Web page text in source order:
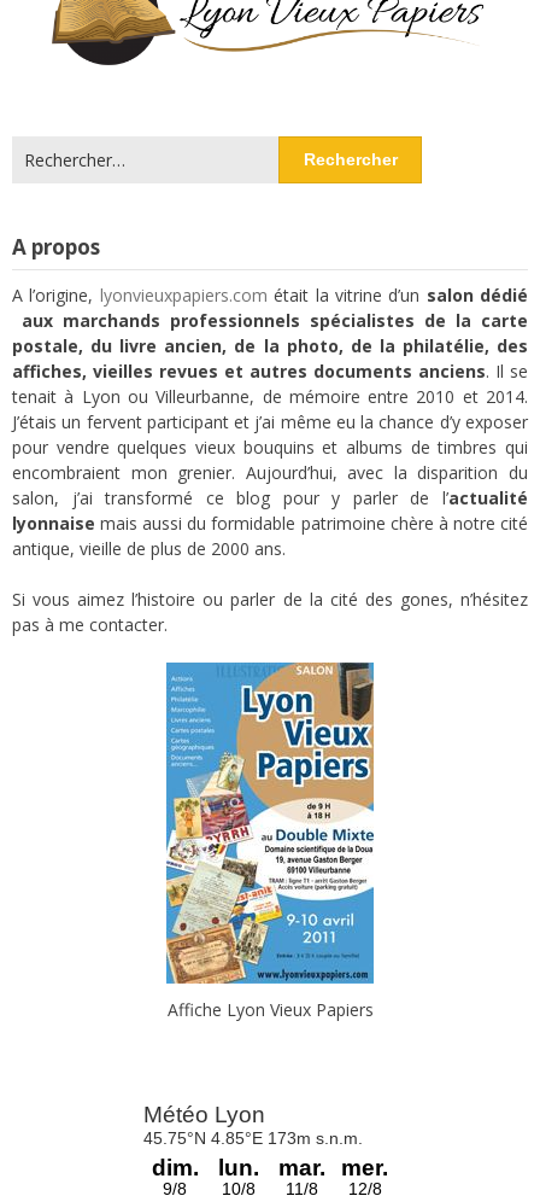
Rechercher :
A propos
A l’origine, lyonvieuxpapiers.com était la vitrine d’un salon dédié
aux marchands professionnels spécialistes de la carte
postale, du livre ancien, de la photo, de la philatélie, des
affiches, vieilles revues et autres documents anciens. Il se
tenait à Lyon ou Villeurbanne, de mémoire entre 2010 et 2014.
J’étais un fervent participant et j’ai même eu la chance d’y exposer
pour vendre quelques vieux bouquins et albums de timbres qui
encombraient mon grenier. Aujourd’hui, avec la disparition du
salon, j’ai transformé ce blog pour y parler de l’actualité
lyonnaise mais aussi du formidable patrimoine chère à notre cité
antique, vieille de plus de 2000 ans.
Si vous aimez l’histoire ou parler de la cité des gones, n’hésitez
pas à me contacter.
Affiche Lyon Vieux Papiers